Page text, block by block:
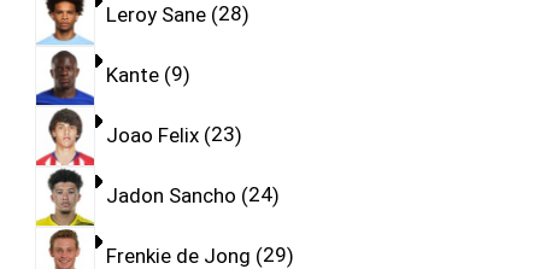
Leroy Sane 28
Kante 9
Joao Felix 23
Jadon Sancho 24
Frenkie de Jong 29